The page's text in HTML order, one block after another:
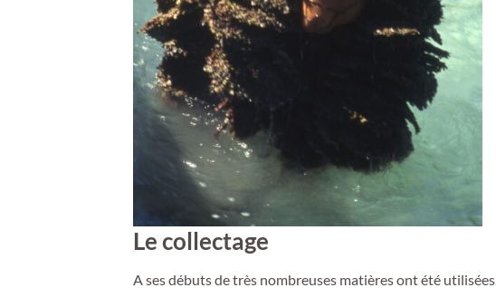
Le collectage
A ses débuts de très nombreuses matières ont été utilisées.